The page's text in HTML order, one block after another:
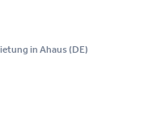
in Ahaus (DE)